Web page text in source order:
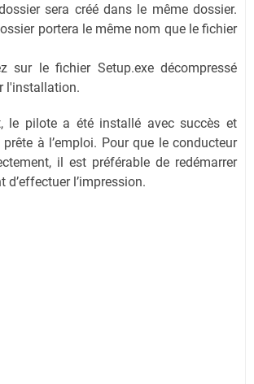
sera créé dans le même dossier.
portera le même nom que le fichier
sur le fichier Setup.exe décompressé
l'installation.
le pilote a été installé avec succès et
prête à l’emploi. Pour que le conducteur
il est préférable de redémarrer
d’effectuer l’impression.